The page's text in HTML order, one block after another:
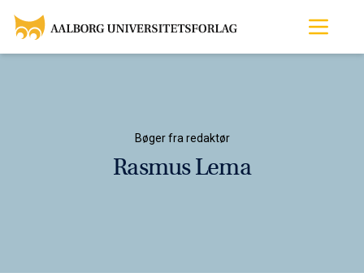
Bøger fra redaktør
Rasmus Lema